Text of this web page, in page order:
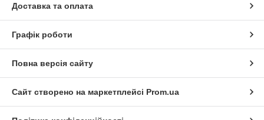
Доставка та оплата
Графік роботи
Повна версія сайту
Сайт створено на маркетплейсі Prom.ua